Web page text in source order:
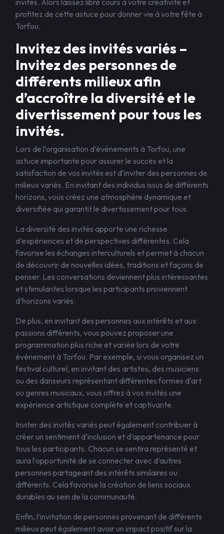
invités. Alors laissez libre cours à votre créativité et
profitez de cette astuce pour donner vie à votre fête à
Torfou.
Invitez des invités variés –
Invitez des personnes de
différents milieux afin
d’accroître la diversité et le
divertissement pour tous les
invités.
Lors de l’organisation d’événements à Torfou, une
astuce importante pour assurer le succès et la
satisfaction de vos invités est d’inviter des personnes de
milieux variés. En invitant des individus issus de différents
horizons, vous créez une atmosphère dynamique et
diversifiée qui garantit le divertissement pour tous.
La diversité des invités apporte une richesse
d’expériences et de perspectives différentes. Cela
favorise les échanges interculturels et permet à chacun
de découvrir de nouvelles idées, traditions et façons de
penser. Les conversations deviennent plus intéressantes
et stimulantes lorsque les participants proviennent
d’horizons variés.
De plus, en invitant des personnes aux intérêts et aux
passions différents, vous pouvez proposer une
programmation plus riche et variée lors de votre
événement à Torfou. Par exemple, si vous organisez un
festival culturel, en invitant des artistes, des musiciens
ou des danseurs représentant différentes formes d’art
ou genres musicaux, vous offrez à vos invités une
expérience artistique complète et captivante.
Inviter des invités variés peut également contribuer à
créer un sentiment d’inclusion et d’appartenance pour
tous les participants. Chacun se sentira représenté et
aura l’opportunité de se connecter avec d’autres
personnes partageant des intérêts similaires ou
différents. Cela favorise la création de liens sociaux
durables au sein de la communauté.
Enfin, l’invitation de personnes provenant de différents
milieux peut également avoir un impact positif sur la